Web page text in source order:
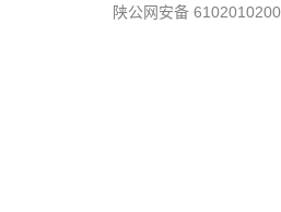
陕公网安备